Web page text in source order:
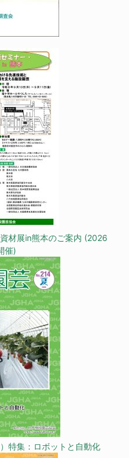
材展in熊本のご案内 (2026
催)
特集：ロボットと自動化